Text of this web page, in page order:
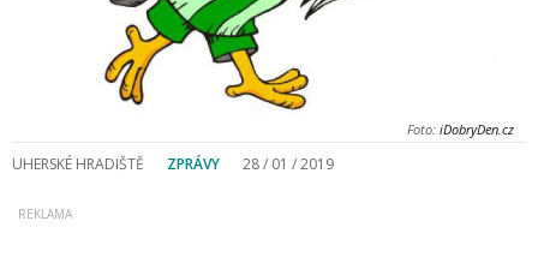
Foto: iDobryDen.cz
UHERSKÉ HRADIŠTĚ ZPRÁVY 28 / 01 / 2019